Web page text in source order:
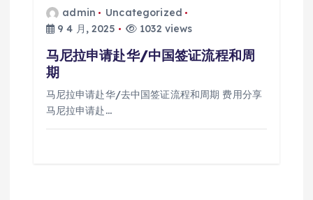
admin
Uncategorized
9 4 月, 2025
1032 views
马尼拉申请赴华/中国签证流程和周
期
马尼拉申请赴华/去中国签证流程和周期 费用分享
马尼拉申请赴…